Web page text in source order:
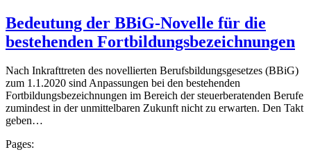
Bedeutung der BBiG-Novelle für die
bestehenden Fortbildungsbezeichnungen
Nach Inkrafttreten des novellierten Berufsbildungsgesetzes (BBiG)
zum 1.1.2020 sind Anpassungen bei den bestehenden
Fortbildungsbezeichnungen im Bereich der steuerberatenden Berufe
zumindest in der unmittelbaren Zukunft nicht zu erwarten. Den Takt
geben…
Pages: